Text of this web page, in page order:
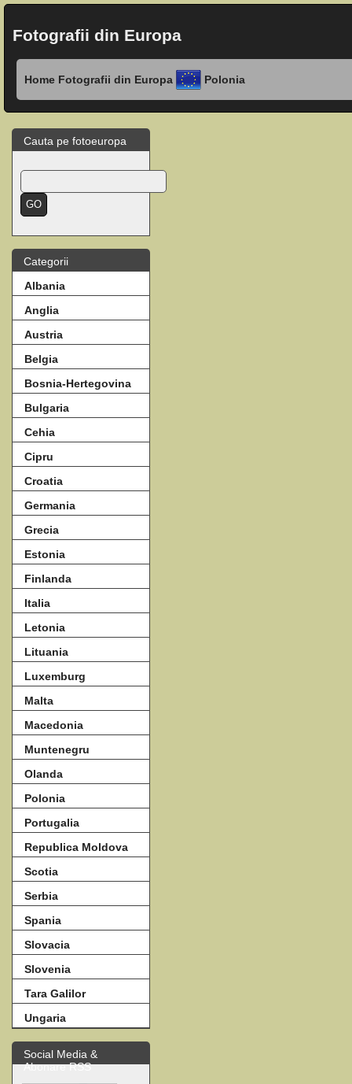
Fotografii din Europa
Home Fotografii din Europa Polonia
Cauta pe fotoeuropa
Categorii
Albania
Anglia
Austria
Belgia
Bosnia-Hertegovina
Bulgaria
Cehia
Cipru
Croatia
Germania
Grecia
Estonia
Finlanda
Italia
Letonia
Lituania
Luxemburg
Malta
Macedonia
Muntenegru
Olanda
Polonia
Portugalia
Republica Moldova
Scotia
Serbia
Spania
Slovacia
Slovenia
Tara Galilor
Ungaria
Social Media &
Abonare RSS